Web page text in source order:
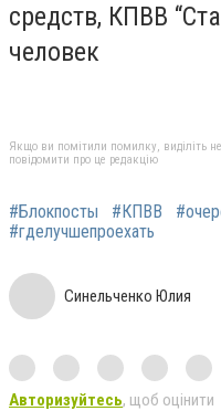
средств, КПВВ
человек
Якщо ви помітили помилку, виділіть
повідомити про це редакцію
#Блокпосты #КПВВ
#гделучшепроехать
Синельченко Юлия
Авторизуйтесь, щоб оцінити